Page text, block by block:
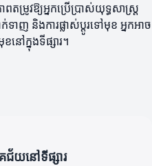
ម្រូវឱ្យអ្នកប្រើប្រាស់យុទ្ធសាស្ត្រ
ទាញ និងការផ្លាស់ប្តូរទៅមុខ អ្នកអាច
នៅក្នុងទីផ្សារ។
ជ័យនៅទីផ្សារ